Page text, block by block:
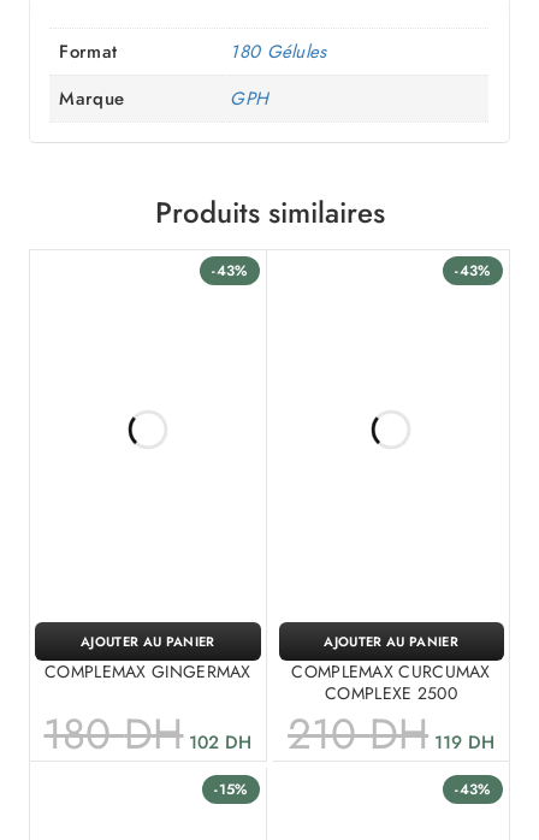
Format
180 Gélules
Marque
GPH
Produits similaires
-43%
COMPLEMAX GINGERMAX
180DH 102 DH
AJOUTER AU PANIER
-43%
COMPLEMAX CURCUMAX
COMPLEXE 2500
210DH 119 DH
AJOUTER AU PANIER
-15% -43%